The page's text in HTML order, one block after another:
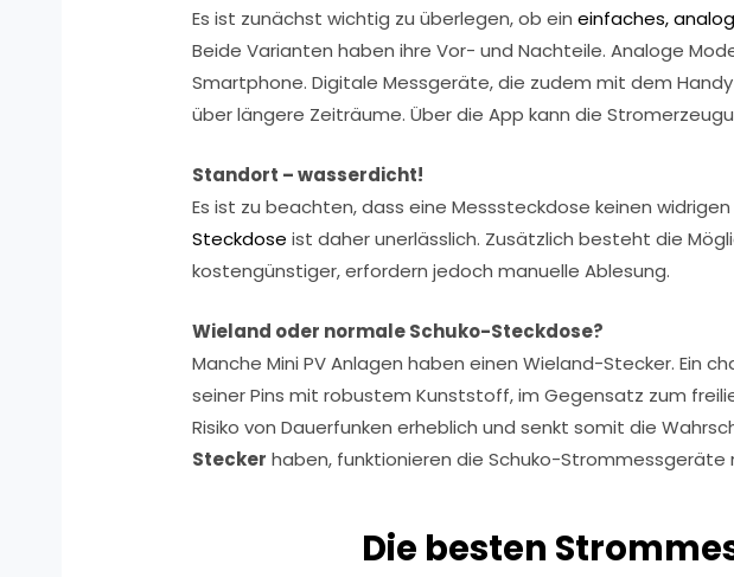
Es ist zunächst wichtig zu überlegen, ob ein einfaches,
Beide Varianten haben ihre Vor- und Nachteile. Analoge
Smartphone. Digitale Messgeräte, die zudem mit dem
über längere Zeiträume. Über die App kann die
Standort – wasserdicht!
Es ist zu beachten, dass eine Messsteckdose keinen
Steckdose ist daher unerlässlich. Zusätzlich besteht die
kostengünstiger, erfordern jedoch manuelle Ablesung.
Wieland oder normale Schuko-Steckdose?
Manche Mini PV Anlagen haben einen Wieland-Stecker. Ein
seiner Pins mit robustem Kunststoff, im Gegensatz zum
Risiko von Dauerfunken erheblich und senkt somit die
Stecker haben, funktionieren die Schuko-Strommessgeräte
Die besten